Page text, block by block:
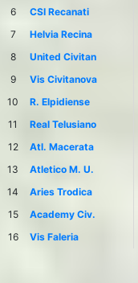
6
CSI Recanati
7
Helvia Recina
8
United Civitan
9
Vis Civitanova
10
R. Elpidiense
11
Real Telusiano
12
Atl. Macerata
13
Atletico M. U.
14
Aries Trodica
15
Academy Civ.
16
Vis Faleria